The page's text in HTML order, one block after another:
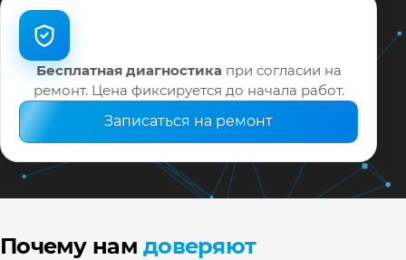
гарантию до 12 месяцев.
Бесплатная диагностика при согласии на
ремонт. Цена фиксируется до начала работ.
Записаться на ремонт
Почему намдоверяют